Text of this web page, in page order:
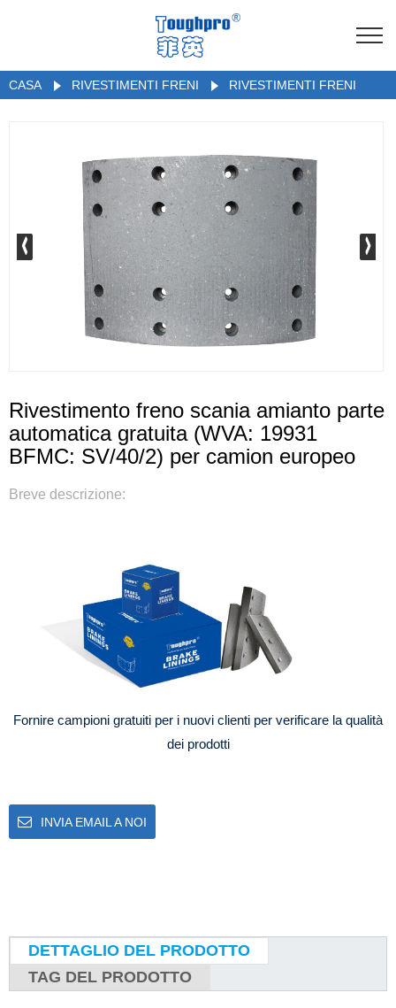
CASA RIVESTIMENTI FRENI RIVESTIMENTI FRENI
Rivestimento freno scania amianto parte
automatica gratuita (WVA: 19931
BFMC: SV/40/2) per camion europeo
Breve descrizione:
Fornire campioni gratuiti per i nuovi clienti per verificare la qualità
dei prodotti
INVIA EMAIL A NOI
DETTAGLIO DEL PRODOTTO
TAG DEL PRODOTTO